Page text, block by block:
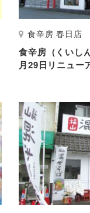
食辛房 春日店
食辛房（くいし
月29日リニュー